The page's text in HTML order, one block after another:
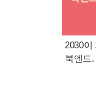
2030이
북엔드